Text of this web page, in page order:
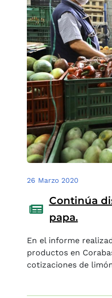
26 Marzo 2020
Continúa
papa.
En el informe
productos en
cotizaciones de